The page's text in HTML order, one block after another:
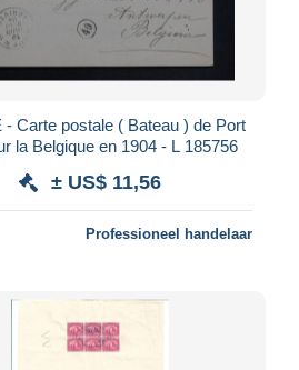
- Carte postale ( Bateau ) de Port
la Belgique en 1904 - L 185756
± US$ 11,56
Professioneel handelaar